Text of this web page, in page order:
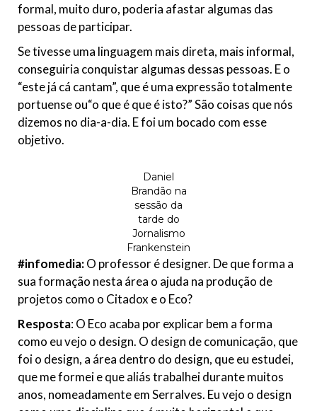
formal, muito duro, poderia afastar algumas das
pessoas de participar.
Se tivesse uma linguagem mais direta, mais informal,
conseguiria conquistar algumas dessas pessoas. E o
“este já cá cantam”, que é uma expressão totalmente
portuense ou“o que é que é isto?” São coisas que nós
dizemos no dia-a-dia. E foi um bocado com esse
objetivo.
Daniel
Brandão na
sessão da
tarde do
Jornalismo
Frankenstein
#infomedia:O professor é designer. De que forma a
sua formação nesta área o ajuda na produção de
projetos como o Citadox e o Eco?
Resposta: O Eco acaba por explicar bem a forma
como eu vejo o design. O design de comunicação, que
foi o design, a área dentro do design, que eu estudei,
que me formei e que aliás trabalhei durante muitos
anos, nomeadamente em Serralves. Eu vejo o design